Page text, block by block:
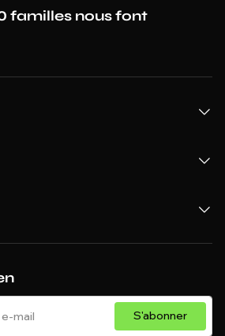
S'abonner
familles nous font